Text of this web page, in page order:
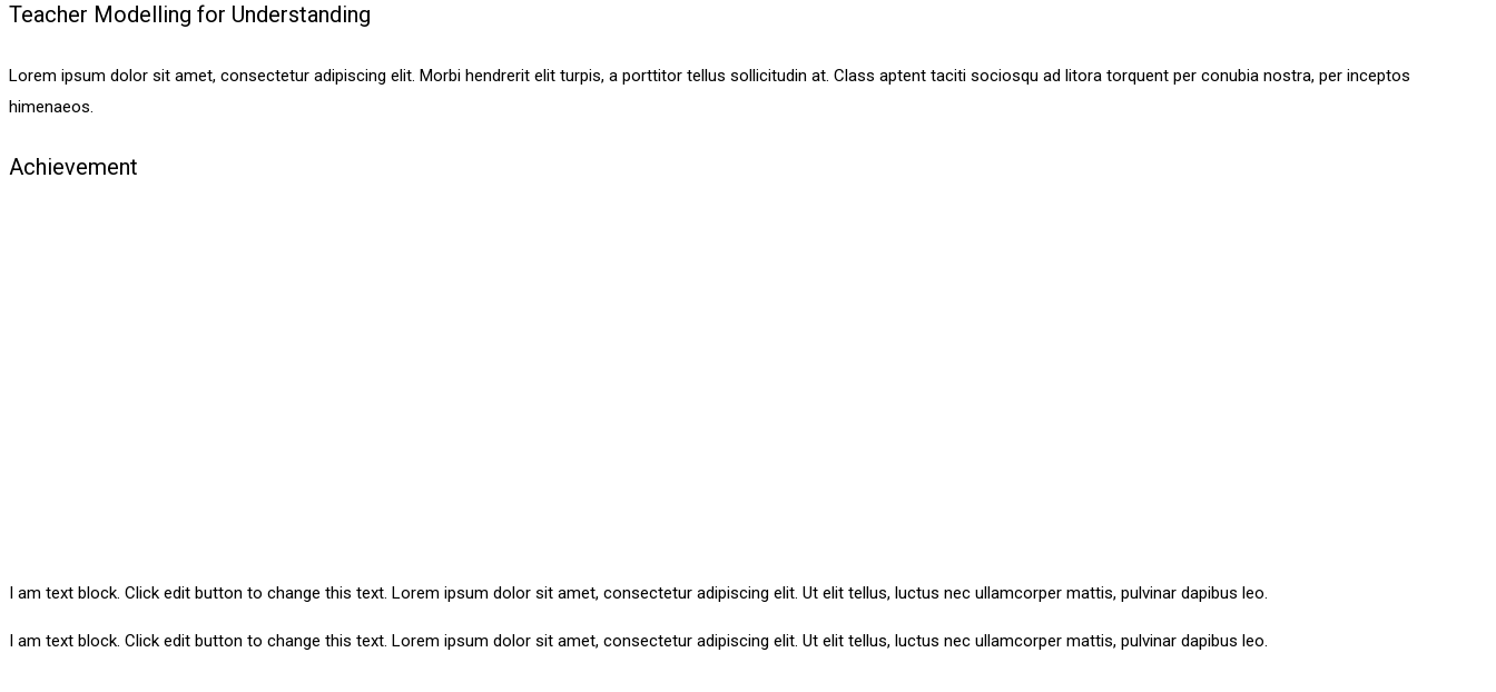
Teacher Modelling for Understanding
Lorem ipsum dolor sit amet, consectetur adipiscing elit. Morbi hendrerit elit turpis, a porttitor tellus sollicitudin at. Class aptent taciti sociosqu ad litora torquent per conubia nostra, per inceptos
himenaeos.
Achievement
I am text block. Click edit button to change this text. Lorem ipsum dolor sit amet, consectetur adipiscing elit. Ut elit tellus, luctus nec ullamcorper mattis, pulvinar dapibus leo.
I am text block. Click edit button to change this text. Lorem ipsum dolor sit amet, consectetur adipiscing elit. Ut elit tellus, luctus nec ullamcorper mattis, pulvinar dapibus leo.